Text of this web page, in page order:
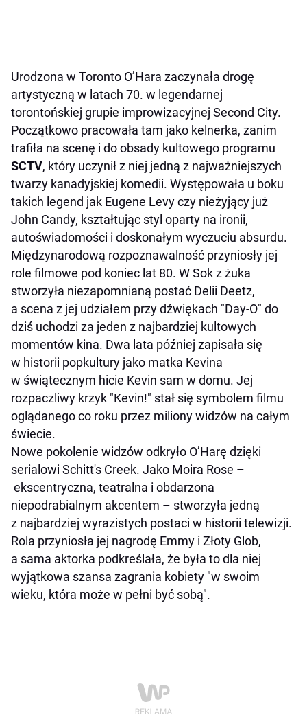
Urodzona w Toronto O’Hara zaczynała drogę
artystyczną w latach 70. w legendarnej
torontońskiej grupie improwizacyjnej Second City.
Początkowo pracowała tam jako kelnerka, zanim
trafiła na scenę i do obsady kultowego programu
SCTV, który uczynił z niej jedną z najważniejszych
twarzy kanadyjskiej komedii. Występowała u boku
takich legend jak Eugene Levy czy nieżyjący już
John Candy, kształtując styl oparty na ironii,
autoświadomości i doskonałym wyczuciu absurdu.
Międzynarodową rozpoznawalność przyniosły jej
role filmowe pod koniec lat 80. W Sok z żuka
stworzyła niezapomnianą postać Delii Deetz,
a scena z jej udziałem przy dźwiękach "Day-O" do
dziś uchodzi za jeden z najbardziej kultowych
momentów kina. Dwa lata później zapisała się
w historii popkultury jako matka Kevina
w świątecznym hicie Kevin sam w domu. Jej
rozpaczliwy krzyk "Kevin!" stał się symbolem filmu
oglądanego co roku przez miliony widzów na całym
świecie.
Nowe pokolenie widzów odkryło O’Harę dzięki
serialowi Schitt's Creek. Jako Moira Rose –
ekscentryczna, teatralna i obdarzona
niepodrabialnym akcentem – stworzyła jedną
z najbardziej wyrazistych postaci w historii telewizji.
Rola przyniosła jej nagrodę Emmy i Złoty Glob,
a sama aktorka podkreślała, że była to dla niej
wyjątkowa szansa zagrania kobiety "w swoim
wieku, która może w pełni być sobą".